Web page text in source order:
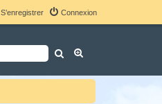
Connexion
S’enregistrer
Rechercher